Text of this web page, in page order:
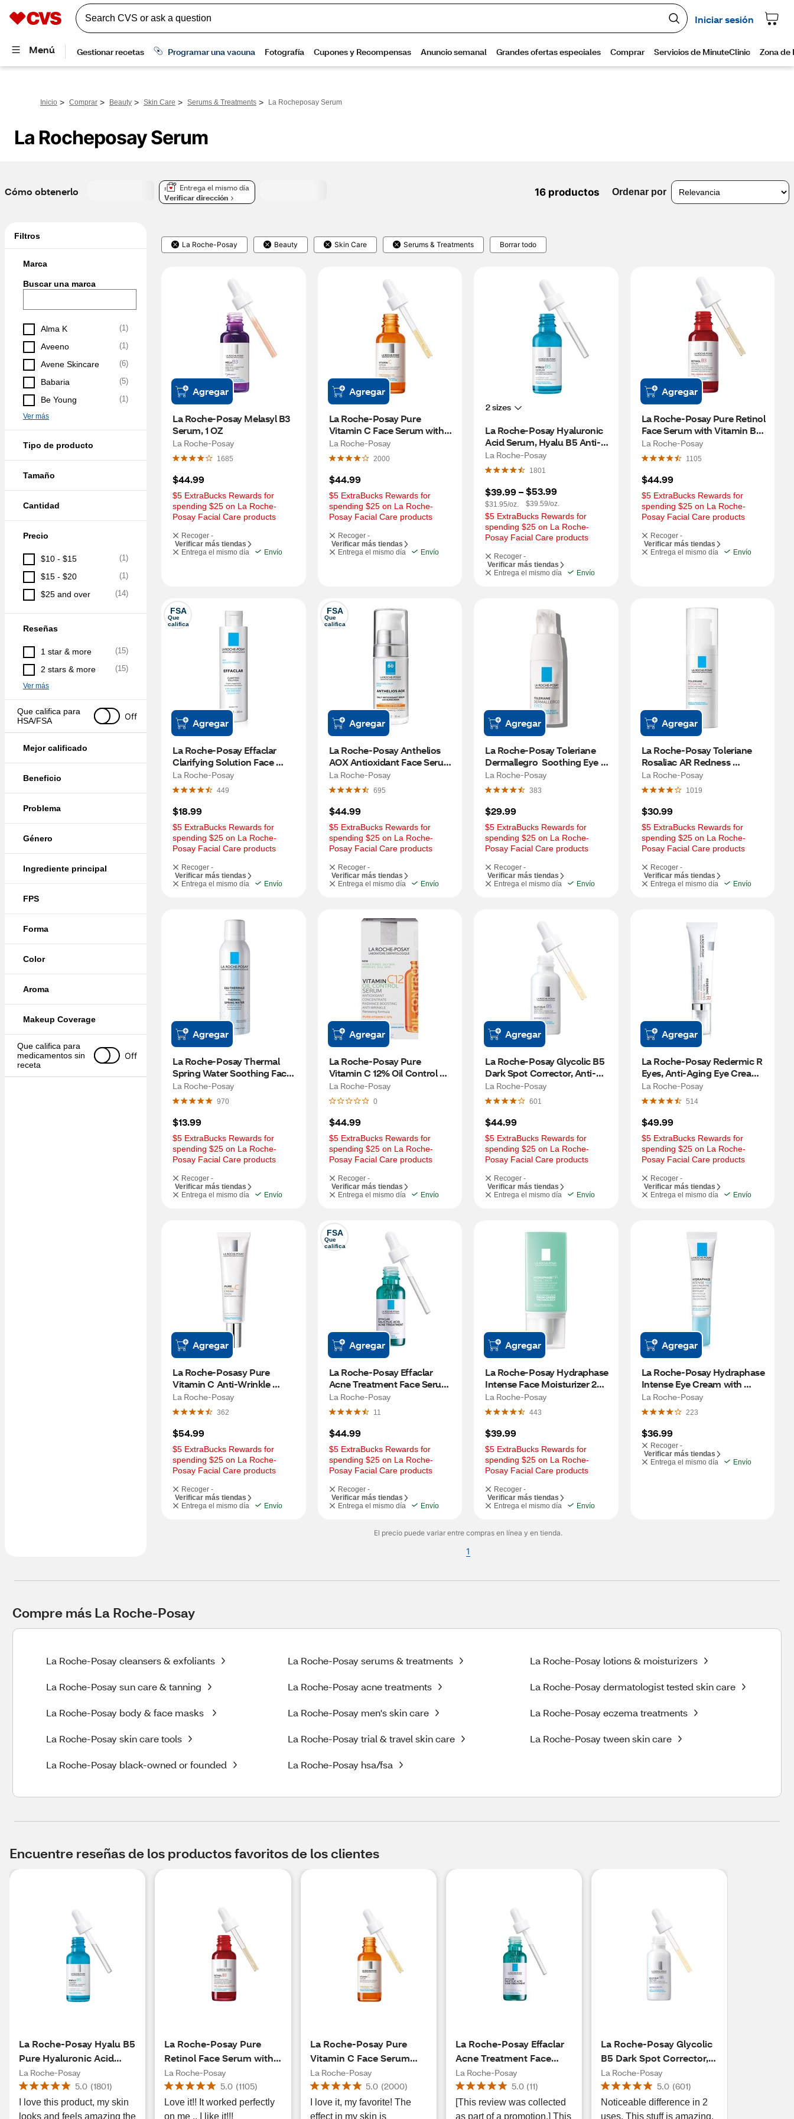
Inicio > Comprar > Beauty > Skin Care > Serums & Treatments > La Rocheposay Serum
La Rocheposay Serum
Cómo obtenerlo
Entrega el mismo día
Verificar dirección
16 productos Ordenar por
Filtros
Marca
Buscar una marca
Alma K (1)
Aveeno (1)
Avene Skincare (6)
Babaria (5)
Be Young (1)
Ver más
Tipo de producto
Tamaño
Cantidad
Precio
$10 - $15 (1)
$15 - $20 (1)
$25 and over (14)
Reseñas
1 star & more (15)
2 stars & more (15)
Ver más
Que califica para
HSA/FSA
Off
Mejor calificado
Beneficio
Problema
Género
Ingrediente principal
FPS
Forma
Color
Aroma
Makeup Coverage
Que califica para
medicamentos sin
receta
Off
La Roche-Posay Beauty Skin Care Serums & Treatments Borrar todo
Agregar
La Roche-Posay Melasyl B3
Serum, 1 OZ
La Roche-Posay
1685
$44.99
$5 ExtraBucks Rewards for
spending $25 on La Roche-
Posay Facial Care products
Recoger -
Verificar más tiendas
Entrega el mismo día
Envío
Agregar
La Roche-Posay Pure
Vitamin C Face Serum with
Salicylic Acid for Sensitive
Skin, 1 OZ
La Roche-Posay
2000
$44.99
$5 ExtraBucks Rewards for
spending $25 on La Roche-
Posay Facial Care products
Recoger -
Verificar más tiendas
Entrega el mismo día
Envío
2 sizes
La Roche-Posay Hyaluronic
Acid Serum, Hyalu B5 Anti-
Aging Serum with Vitamin
B5 for Fine Lines, 1.69 OZ
La Roche-Posay
1801
$39.99 –
$31.95/oz.
$53.99
$39.59/oz.
$5 ExtraBucks Rewards for
spending $25 on La Roche-
Posay Facial Care products
Recoger -
Verificar más tiendas
Entrega el mismo día
Envío
Agregar
La Roche-Posay Pure Retinol
Face Serum with Vitamin B3,
1.01 OZ
La Roche-Posay
1105
$44.99
$5 ExtraBucks Rewards for
spending $25 on La Roche-
Posay Facial Care products
Recoger -
Verificar más tiendas
Entrega el mismo día
Envío
FSA
Que
califica
Agregar
La Roche-Posay Effaclar
Clarifying Solution Face
Toner, 6.76 OZ
La Roche-Posay
449
$18.99
$5 ExtraBucks Rewards for
spending $25 on La Roche-
Posay Facial Care products
Recoger -
Verificar más tiendas
Entrega el mismo día
Envío
FSA
Que
califica
Agregar
La Roche-Posay Anthelios
AOX Antioxidant Face Serum
Sunscreen, SPF 50, 1 OZ
La Roche-Posay
695
$44.99
$5 ExtraBucks Rewards for
spending $25 on La Roche-
Posay Facial Care products
Recoger -
Verificar más tiendas
Entrega el mismo día
Envío
Agregar
La Roche-Posay Toleriane
Dermallegro  Soothing Eye
Cream for Sensitive Skin
La Roche-Posay
383
$29.99
$5 ExtraBucks Rewards for
spending $25 on La Roche-
Posay Facial Care products
Recoger -
Verificar más tiendas
Entrega el mismo día
Envío
Agregar
La Roche-Posay Toleriane
Rosaliac AR Redness
Reducing Serum Face
Moisturizer 1.35 OZ
La Roche-Posay
1019
$30.99
$5 ExtraBucks Rewards for
spending $25 on La Roche-
Posay Facial Care products
Recoger -
Verificar más tiendas
Entrega el mismo día
Envío
Agregar
La Roche-Posay Thermal
Spring Water Soothing Face
Spray, 5.2 OZ
La Roche-Posay
970
$13.99
$5 ExtraBucks Rewards for
spending $25 on La Roche-
Posay Facial Care products
Recoger -
Verificar más tiendas
Entrega el mismo día
Envío
Agregar
La Roche-Posay Pure
Vitamin C 12% Oil Control
Serum, 1.01 OZ
La Roche-Posay
0
$44.99
$5 ExtraBucks Rewards for
spending $25 on La Roche-
Posay Facial Care products
Recoger -
Verificar más tiendas
Entrega el mismo día
Envío
Agregar
La Roche-Posay Glycolic B5
Dark Spot Corrector, Anti-
Aging Serum with 10%
Glycolic Acid, 1 OZ
La Roche-Posay
601
$44.99
$5 ExtraBucks Rewards for
spending $25 on La Roche-
Posay Facial Care products
Recoger -
Verificar más tiendas
Entrega el mismo día
Envío
Agregar
La Roche-Posay Redermic R
Eyes, Anti-Aging Eye Cream
with Retinol, 0.5 OZ
La Roche-Posay
514
$49.99
$5 ExtraBucks Rewards for
spending $25 on La Roche-
Posay Facial Care products
Recoger -
Verificar más tiendas
Entrega el mismo día
Envío
Agregar
La Roche-Posasy Pure
Vitamin C Anti-Wrinkle
Firming Moisturizing Face
Cream, 1.35 OZ
La Roche-Posay
362
$54.99
$5 ExtraBucks Rewards for
spending $25 on La Roche-
Posay Facial Care products
Recoger -
Verificar más tiendas
Entrega el mismo día
Envío
FSA
Que
califica
Agregar
La Roche-Posay Effaclar
Acne Treatment Face Serum,
Salicylic Acid  Serum
Treatment, 1.01 OZ
La Roche-Posay
11
$44.99
$5 ExtraBucks Rewards for
spending $25 on La Roche-
Posay Facial Care products
Recoger -
Verificar más tiendas
Entrega el mismo día
Envío
Agregar
La Roche-Posay Hydraphase
Intense Face Moisturizer 24
Hour Hydration, 1.69 OZ
La Roche-Posay
443
$39.99
$5 ExtraBucks Rewards for
spending $25 on La Roche-
Posay Facial Care products
Recoger -
Verificar más tiendas
Entrega el mismo día
Envío
Agregar
La Roche-Posay Hydraphase
Intense Eye Cream with
Hyaluronic Acid, 0.5 OZ
La Roche-Posay
223
$36.99
Recoger -
Verificar más tiendas
Entrega el mismo día
Envío
El precio puede variar entre compras en línea y en tienda.
1
Compre más La Roche-Posay
La Roche-Posay cleansers & exfoliants La Roche-Posay serums & treatments La Roche-Posay lotions & moisturizers
La Roche-Posay sun care & tanning La Roche-Posay acne treatments La Roche-Posay dermatologist tested skin care
La Roche-Posay body & face masks La Roche-Posay men's skin care La Roche-Posay eczema treatments
La Roche-Posay skin care tools La Roche-Posay trial & travel skin care La Roche-Posay tween skin care
La Roche-Posay black-owned or founded La Roche-Posay hsa/fsa
Encuentre reseñas de los productos favoritos de los clientes
La Roche-Posay Hyalu B5
Pure Hyaluronic Acid
Face Serum with Vitamin
B5 for Fine Lines
La Roche-Posay
5.0 (1801)
I love this product, my skin
looks and feels amazing the
La Roche-Posay Pure
Retinol Face Serum with
Vitamin B3, 1.01 OZ
La Roche-Posay
5.0 (1105)
Love it!! It worked perfectly
on me .. I like it!!!
La Roche-Posay Pure
Vitamin C Face Serum
with Salicylic Acid for
Sensitive Skin, 1 OZ
La Roche-Posay
5.0 (2000)
I love it, my favorite! The
effect in my skin is
La Roche-Posay Effaclar
Acne Treatment Face
Serum, Salicylic Acid
Serum Treatment, 1.01 OZ
La Roche-Posay
5.0 (11)
[This review was collected
as part of a promotion.] This
La Roche-Posay Glycolic
B5 Dark Spot Corrector,
Anti-Aging Serum with
10% Glycolic Acid, 1 OZ
La Roche-Posay
5.0 (601)
Noticeable difference in 2
uses. This stuff is amazing.